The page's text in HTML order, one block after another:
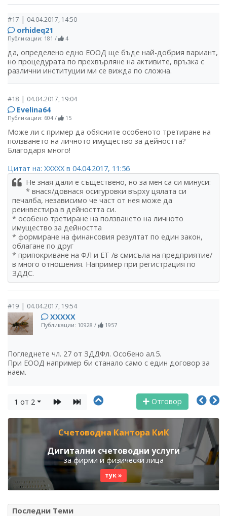
#17 | 04.04.2017, 14:50
orhideq21
Публикации: 181 / 4
да, определено едно ЕООД ще бъде най-добрия вариант,
но процедурата по прехвърляне на активите, връзка с
различни институции ми се вижда по сложна.
#18 | 04.04.2017, 19:04
Evelina64
Публикации: 604 / 15
Може ли с пример да обясните особеното третиране на
ползването на личното имущество за дейността?
Благодаря много!
Цитат на: ХХХХХ в 04.04.2017, 11:56
Не зная дали е съществено, но за мен са си минуси:
* внася/довнася осигуровки върху цялата си
печалба, независимо че част от нея може да
реинвестира в дейността си.
* особено третиране на ползването на личното
имущество за дейността
* формиране на финансовия резултат по един закон,
облагане по друг
* припокриване на ФЛ и ЕТ /в смисъла на предприятие/
в много отношения. Например при регистрация по
ЗДДС.
#19 | 04.04.2017, 19:54
ХХХХХ
Публикации: 10928 / 1957
Погледнете чл. 27 от ЗДДФл. Особено ал.5.
При ЕООД например би станало само с един договор за
наем.
Отговор
1 от 2
Счетоводна Кантора КиК
Дигитални счетоводни услуги
за фирми и физически лица
тук »
Последни Теми